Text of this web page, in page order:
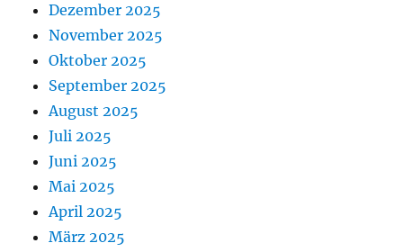
Dezember 2025
November 2025
Oktober 2025
September 2025
August 2025
Juli 2025
Juni 2025
Mai 2025
April 2025
März 2025